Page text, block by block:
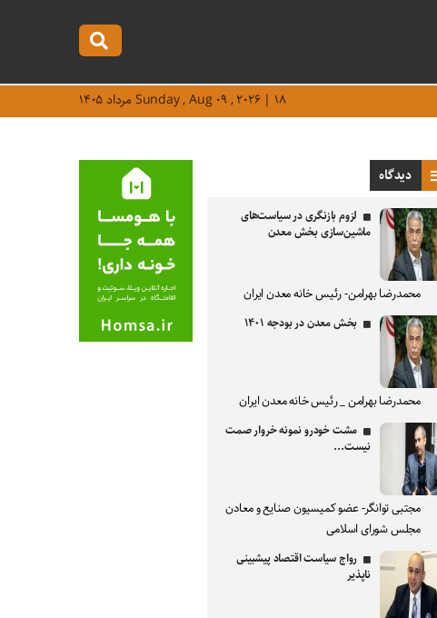
Sunday , Aug ۰۹ , ۲۰۲۶ | ۱۸ مرداد ۱۴۰۵
دیدگاه
لزوم بازنگری در سیاست‌های
ماشین‌سازی بخش معدن
محمدرضا بهرامن- رئیس خانه معدن ایران
بخش معدن در بودجه ۱۴۰۱
محمدرضا بهرامن _ رئیس خانه معدن ایران
مشت خودرو نمونه خروار صمت
نیست...
مجتبی توانگر- عضو کمیسیون صنایع و معادن
مجلس شورای اسلامی
رواج سیاست اقتصاد پیشبینی
ناپذیر